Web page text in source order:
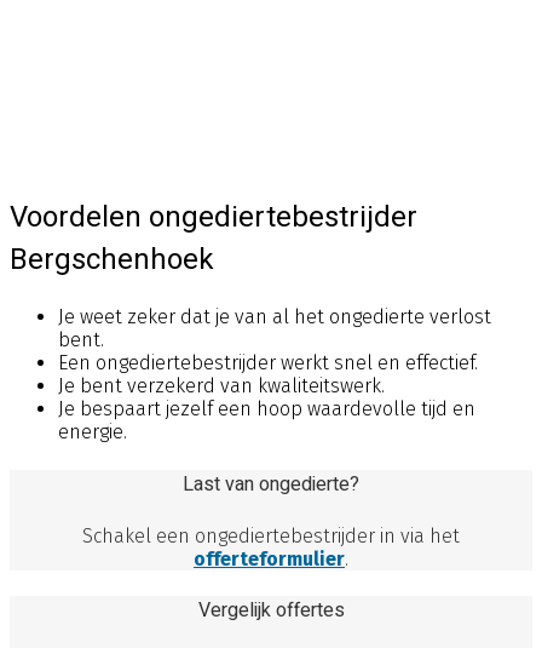
Voordelen ongediertebestrijder
Bergschenhoek
Je weet zeker dat je van al het ongedierte verlost
bent.
Een ongediertebestrijder werkt snel en effectief.
Je bent verzekerd van kwaliteitswerk.
Je bespaart jezelf een hoop waardevolle tijd en
energie.
Last van ongedierte?
Schakel een ongediertebestrijder in via het
offerteformulier.
Vergelijk offertes